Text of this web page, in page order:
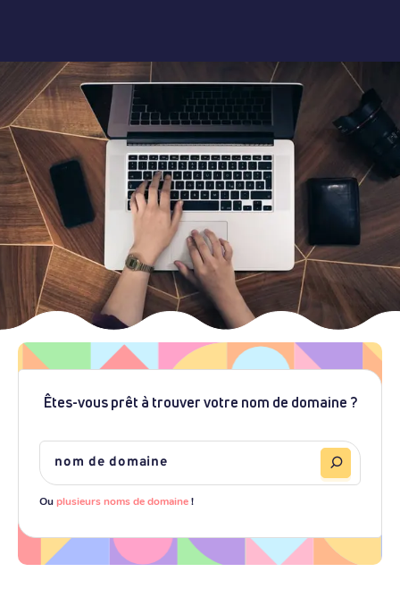
Êtes-vous prêt à trouver votre nom de domaine ?
Ouplusieurs noms de domaine!